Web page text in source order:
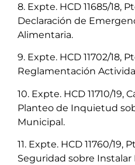
8. Expte. HCD 11685/18,
Declaración de
Alimentaria.
9. Expte. HCD 11702/18,
Reglamentación
10. Expte. HCD 11710/19,
Planteo de Inquietud
Municipal.
11. Expte. HCD 11760/19,
Seguridad sobre